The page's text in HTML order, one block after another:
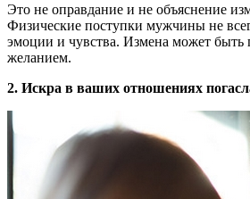
Это не оправдание и не объяснение
Физические поступки мужчины не
эмоции и чувства. Измена может быть
желанием.
2. Искра в ваших отношениях